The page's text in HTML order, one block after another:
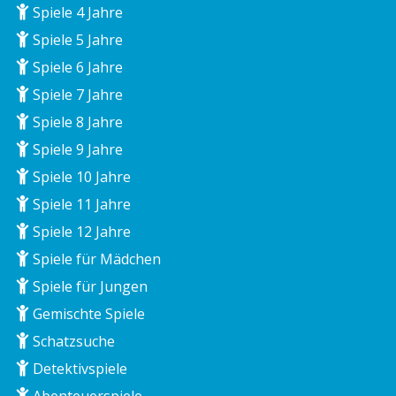
Spiele 4 Jahre
Spiele 5 Jahre
Spiele 6 Jahre
Spiele 7 Jahre
Spiele 8 Jahre
Spiele 9 Jahre
Spiele 10 Jahre
Spiele 11 Jahre
Spiele 12 Jahre
Spiele für Mädchen
Spiele für Jungen
Gemischte Spiele
Schatzsuche
Detektivspiele